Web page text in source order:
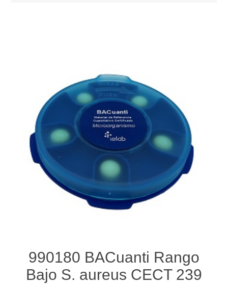
990180 BACuanti Rango
Bajo S. aureus CECT 239